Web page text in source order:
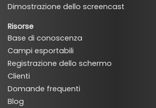
Dimostrazione dello screencast
Risorse
Base di conoscenza
Campi esportabili
Registrazione dello schermo
Clienti
Domande frequenti
Blog